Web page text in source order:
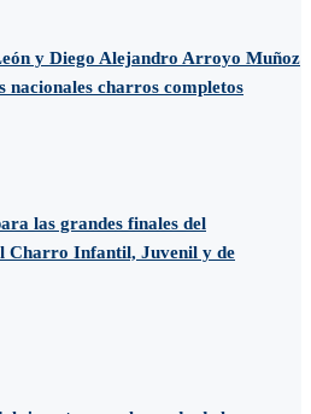
y Diego Alejandro Arroyo Muñoz
nacionales charros completos
las grandes finales del
Charro Infantil, Juvenil y de